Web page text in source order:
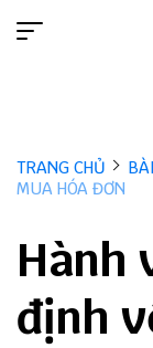
TRANG CHỦ
MUA HÓA ĐƠN
Hành
định